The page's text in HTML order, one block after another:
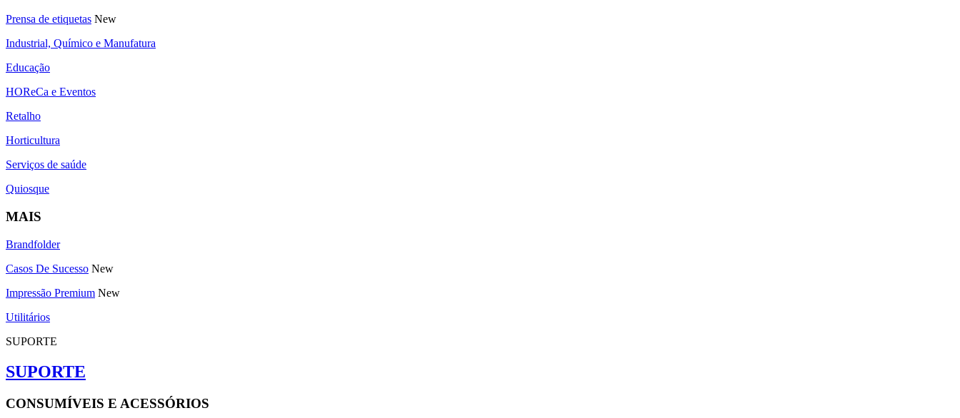
Prensa de etiquetas New
Industrial, Químico e Manufatura
Educação
HOReCa e Eventos
Retalho
Horticultura
Serviços de saúde
Quiosque
MAIS
Brandfolder
Casos De Sucesso New
Impressão Premium New
Utilitários
SUPORTE
SUPORTE
CONSUMÍVEIS E ACESSÓRIOS